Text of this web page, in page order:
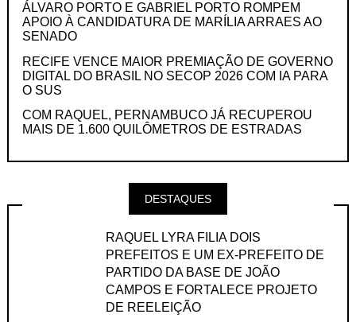
ÁLVARO PORTO E GABRIEL PORTO ROMPEM
APOIO À CANDIDATURA DE MARÍLIA ARRAES AO
SENADO
RECIFE VENCE MAIOR PREMIAÇÃO DE GOVERNO
DIGITAL DO BRASIL NO SECOP 2026 COM IA PARA
O SUS
COM RAQUEL, PERNAMBUCO JÁ RECUPEROU
MAIS DE 1.600 QUILÔMETROS DE ESTRADAS
DESTAQUES
RAQUEL LYRA FILIA DOIS
PREFEITOS E UM EX-PREFEITO DE
PARTIDO DA BASE DE JOÃO
CAMPOS E FORTALECE PROJETO
DE REELEIÇÃO